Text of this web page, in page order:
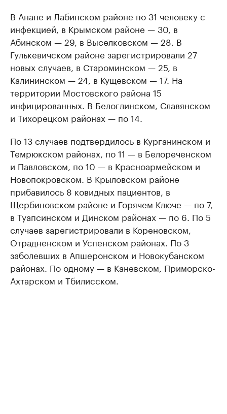
В Анапе и Лабинском районе по 31 человеку с
инфекцией, в Крымском районе — 30, в
Абинском — 29, в Выселковском — 28. В
Гулькевичском районе зарегистрировали 27
новых случаев, в Староминском — 25, в
Калининском — 24, в Кущевском — 17. На
территории Мостовского района 15
инфицированных. В Белоглинском, Славянском
и Тихорецком районах — по 14.
По 13 случаев подтвердилось в Курганинском и
Темрюкском районах, по 11 — в Белореченском
и Павловском, по 10 — в Красноармейском и
Новопокровском. В Крыловском районе
прибавилось 8 ковидных пациентов, в
Щербиновском районе и Горячем Ключе — по 7,
в Туапсинском и Динском районах — по 6. По 5
случаев зарегистрировали в Кореновском,
Отрадненском и Успенском районах. По 3
заболевших в Апшеронском и Новокубанском
районах. По одному — в Каневском, Приморско-
Ахтарском и Тбилисском.